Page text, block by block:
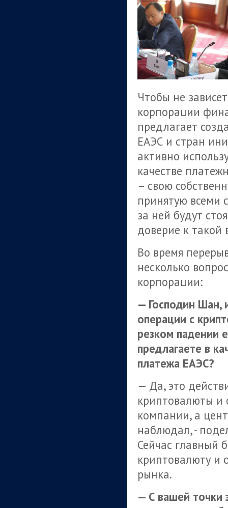
Чтобы не
корпорации
предлагает
ЕАЭС и стран
активно
качестве
– свою
принятую всеми
за ней будут
доверие к такой
Во время
несколько
корпорации:
— Господин Шан,
операции с
резком падении
предлагаете в
платежа ЕАЭС?
— Да, это
криптовалюты и
компании, а
наблюдал, -
Сейчас главный
криптовалюту и
рынка.
— С вашей точки